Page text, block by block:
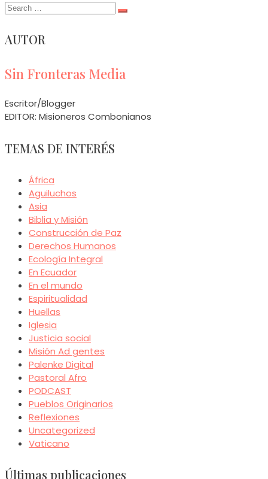
Search
AUTOR
Sin Fronteras Media
Escritor/Blogger
EDITOR: Misioneros Combonianos
TEMAS DE INTERÉS
África
Aguiluchos
Asia
Biblia y Misión
Construcción de Paz
Derechos Humanos
Ecología Integral
En Ecuador
En el mundo
Espiritualidad
Huellas
Iglesia
Justicia social
Misión Ad gentes
Palenke Digital
Pastoral Afro
PODCAST
Pueblos Originarios
Reflexiones
Uncategorized
Vaticano
Últimas publicaciones